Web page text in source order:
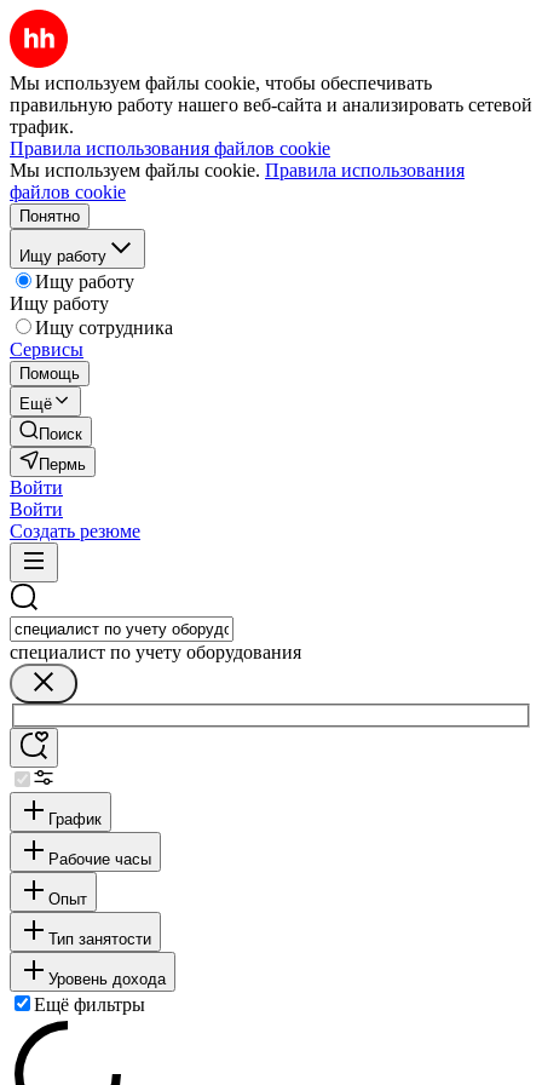
Мы используем файлы cookie, чтобы обеспечивать
правильную работу нашего веб-сайта и анализировать сетевой
трафик.
Правила использования файлов cookie
Мы используем файлы cookie. Правила использования
файлов cookie
Понятно
Ищу работу
Ищу работу
Ищу работу
Ищу сотрудника
Сервисы
Помощь
Ещё
Поиск
Пермь
Войти
Войти
Создать резюме
специалист по учету оборудования
График
Рабочие часы
Опыт
Тип занятости
Уровень дохода
Ещё фильтры